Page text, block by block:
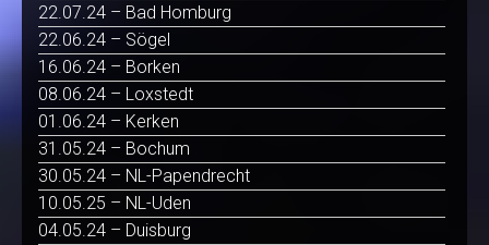
22.07.24 – Bad Homburg
22.06.24 – Sögel
16.06.24 – Borken
08.06.24 – Loxstedt
01.06.24 – Kerken
31.05.24 – Bochum
30.05.24 – NL-Papendrecht
10.05.25 – NL-Uden
04.05.24 – Duisburg